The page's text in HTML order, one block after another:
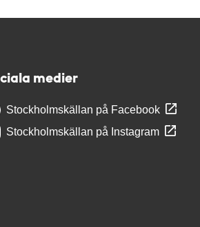
medier
Stockholmskällan på Facebook
Stockholmskällan på Instagram